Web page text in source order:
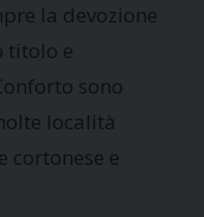
la devozione
titolo e
sono
località
cortonese e